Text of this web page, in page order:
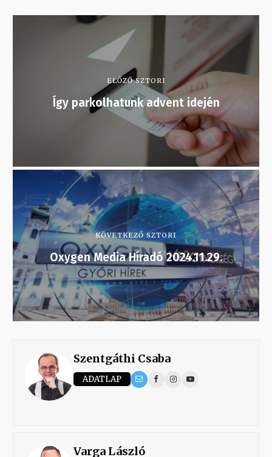
ELŐZŐ SZTORI
Így parkolhatunk advent idején
KÖVETKEZŐ SZTORI
Oxygen Media Híradó 2024.11.29.
Szentgáthi Csaba
ADATLAP
Varga László